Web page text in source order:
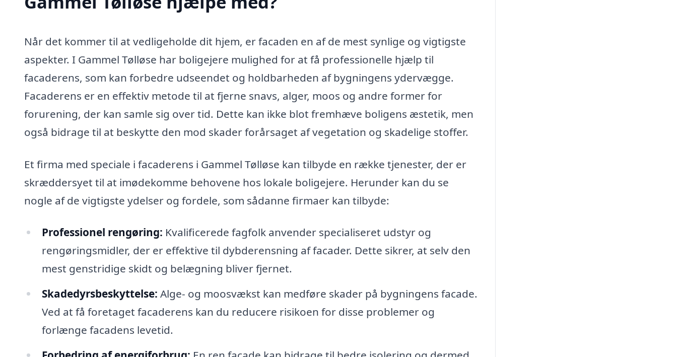
Når det kommer til at vedligeholde dit hjem, er facaden en af de mest synlige og vigtigste
aspekter. I Gammel Tølløse har boligejere mulighed for at få professionelle hjælp til
facaderens, som kan forbedre udseendet og holdbarheden af bygningens ydervægge.
Facaderens er en effektiv metode til at fjerne snavs, alger, moos og andre former for
forurening, der kan samle sig over tid. Dette kan ikke blot fremhæve boligens æstetik, men
også bidrage til at beskytte den mod skader forårsaget af vegetation og skadelige stoffer.
Et firma med speciale i facaderens i Gammel Tølløse kan tilbyde en række tjenester, der er
skræddersyet til at imødekomme behovene hos lokale boligejere. Herunder kan du se
nogle af de vigtigste ydelser og fordele, som sådanne firmaer kan tilbyde:
Professionel rengøring: Kvalificerede fagfolk anvender specialiseret udstyr og
rengøringsmidler, der er effektive til dybderensning af facader. Dette sikrer, at selv den
mest genstridige skidt og belægning bliver fjernet.
Skadedyrsbeskyttelse: Alge- og moosvækst kan medføre skader på bygningens facade.
Ved at få foretaget facaderens kan du reducere risikoen for disse problemer og
forlænge facadens levetid.